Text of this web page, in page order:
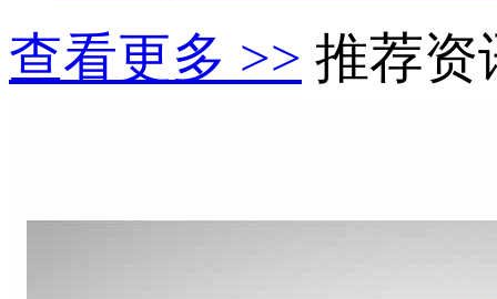
查看更多 >> 推荐资